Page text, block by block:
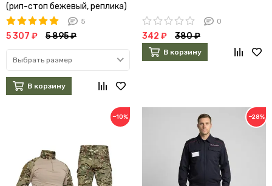
(рип-стоп бежевый, реплика)
5
5 307 ₽ 5 895 ₽
Выбрать размер
В корзину
0
342 ₽ 380 ₽
В корзину
−10% −28%